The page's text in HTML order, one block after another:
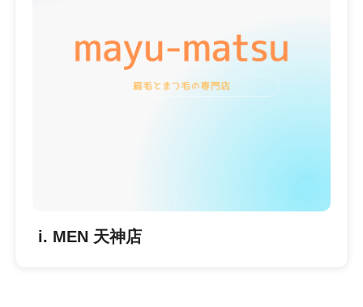
i. MEN 天神店